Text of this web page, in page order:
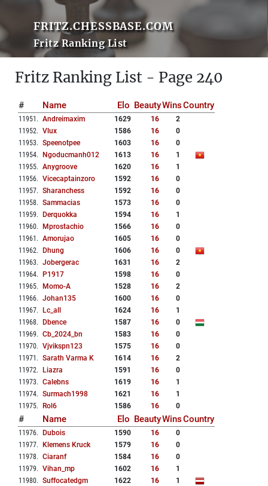
FRITZ.CHESSBASE.COM
Fritz Ranking List
Fritz Ranking List - Page 240
# Name Elo BeautyWinsCountry
11951 . Andreimaxim 1629 16
2
11952. Vlux 1586 16
0
11953. Speenotpee 1603 16
0
11954. Ngoducmanh012 1613 16
1
11955. Anygroove 1620 16
1
11956. Vicecaptainzoro 1592 16
0
11957. Sharanchess 1592 16
0
11958. Sammacias 1573 16
0
11959. Derquokka 1594 16
1
11960. Mprostachio 1566 16
0
11961 . Amorujao 1605 16
0
11962. Dhung 1606 16
0
11963. Jobergerac 1631 16
2
11964. P1917 1598 16
0
11965. Momo-A 1528 16
2
11966. Johan135 1600 16
0
11967. Lc_all 1624 16
1
11968. Dbence 1587 16
0
11969. Cb_2024_bn 1583 16
0
11970. Vjvikspn123 1575 16
0
11971 . Sarath Varma K 1614 16
2
11972. Liazra 1591 16
0
11973. Calebns 1619 16
1
11974. Surmach1998 1621 16
1
11975. Rol6 1586 16 0
# Name Elo BeautyWinsCountry
11976. Dubois 1590 16
0
11977. Klemens Kruck 1579 16
0
11978. Ciaranf 1584 16
0
11979. Vihan_mp 1602 16
1
11980. Suffocatedgm 1622 16
1